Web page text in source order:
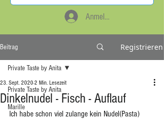
Anmelden
Beitrag Registrieren
Private Taste by Anita
Marille
Private Taste by Anita
Dinkelnudel - Fisch - Auflauf
23. Sept. 2020 2 Min. Lesezeit
Ich habe schon viel zulange kein Nudel(Pasta)